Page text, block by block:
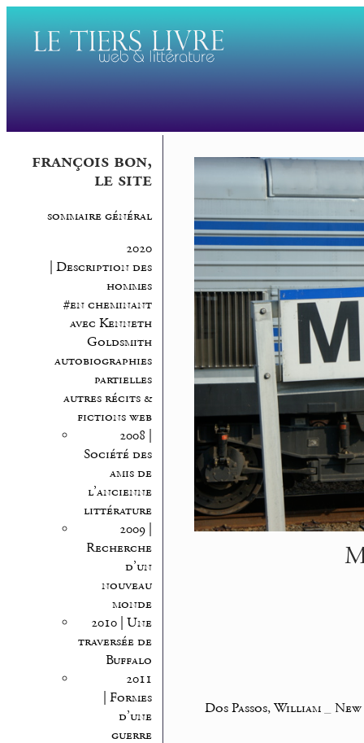
françois bon,
le site
sommaire général
2020
| Description des
hommes
#en cheminant
avec Kenneth
Goldsmith
autobiographies
partielles
autres récits &
fictions web
2008 |
Société des
amis de
l’ancienne
littérature
2009 |
Recherche
d’un
nouveau
monde
2010 | Une
traversée de
Buffalo
2011
| Formes
d’une
guerre
Dos Passos, William_